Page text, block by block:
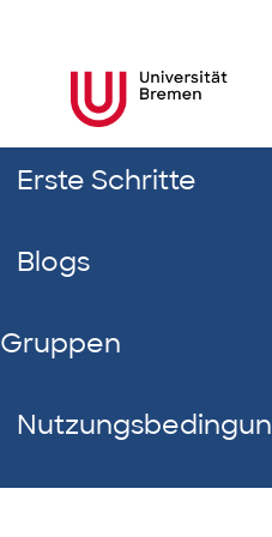
Erste Schritte
Blogs
Gruppen